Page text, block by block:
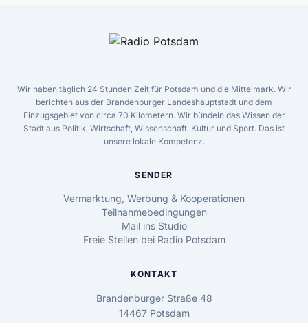
Wir haben täglich 24 Stunden Zeit für Potsdam und die Mittelmark. Wir
berichten aus der Brandenburger Landeshauptstadt und dem
Einzugsgebiet von circa 70 Kilometern. Wir bündeln das Wissen der
Stadt aus Politik, Wirtschaft, Wissenschaft, Kultur und Sport. Das ist
unsere lokale Kompetenz.
SENDER
Vermarktung, Werbung & Kooperationen
Teilnahmebedingungen
Mail ins Studio
Freie Stellen bei Radio Potsdam
KONTAKT
Brandenburger Straße 48
14467 Potsdam